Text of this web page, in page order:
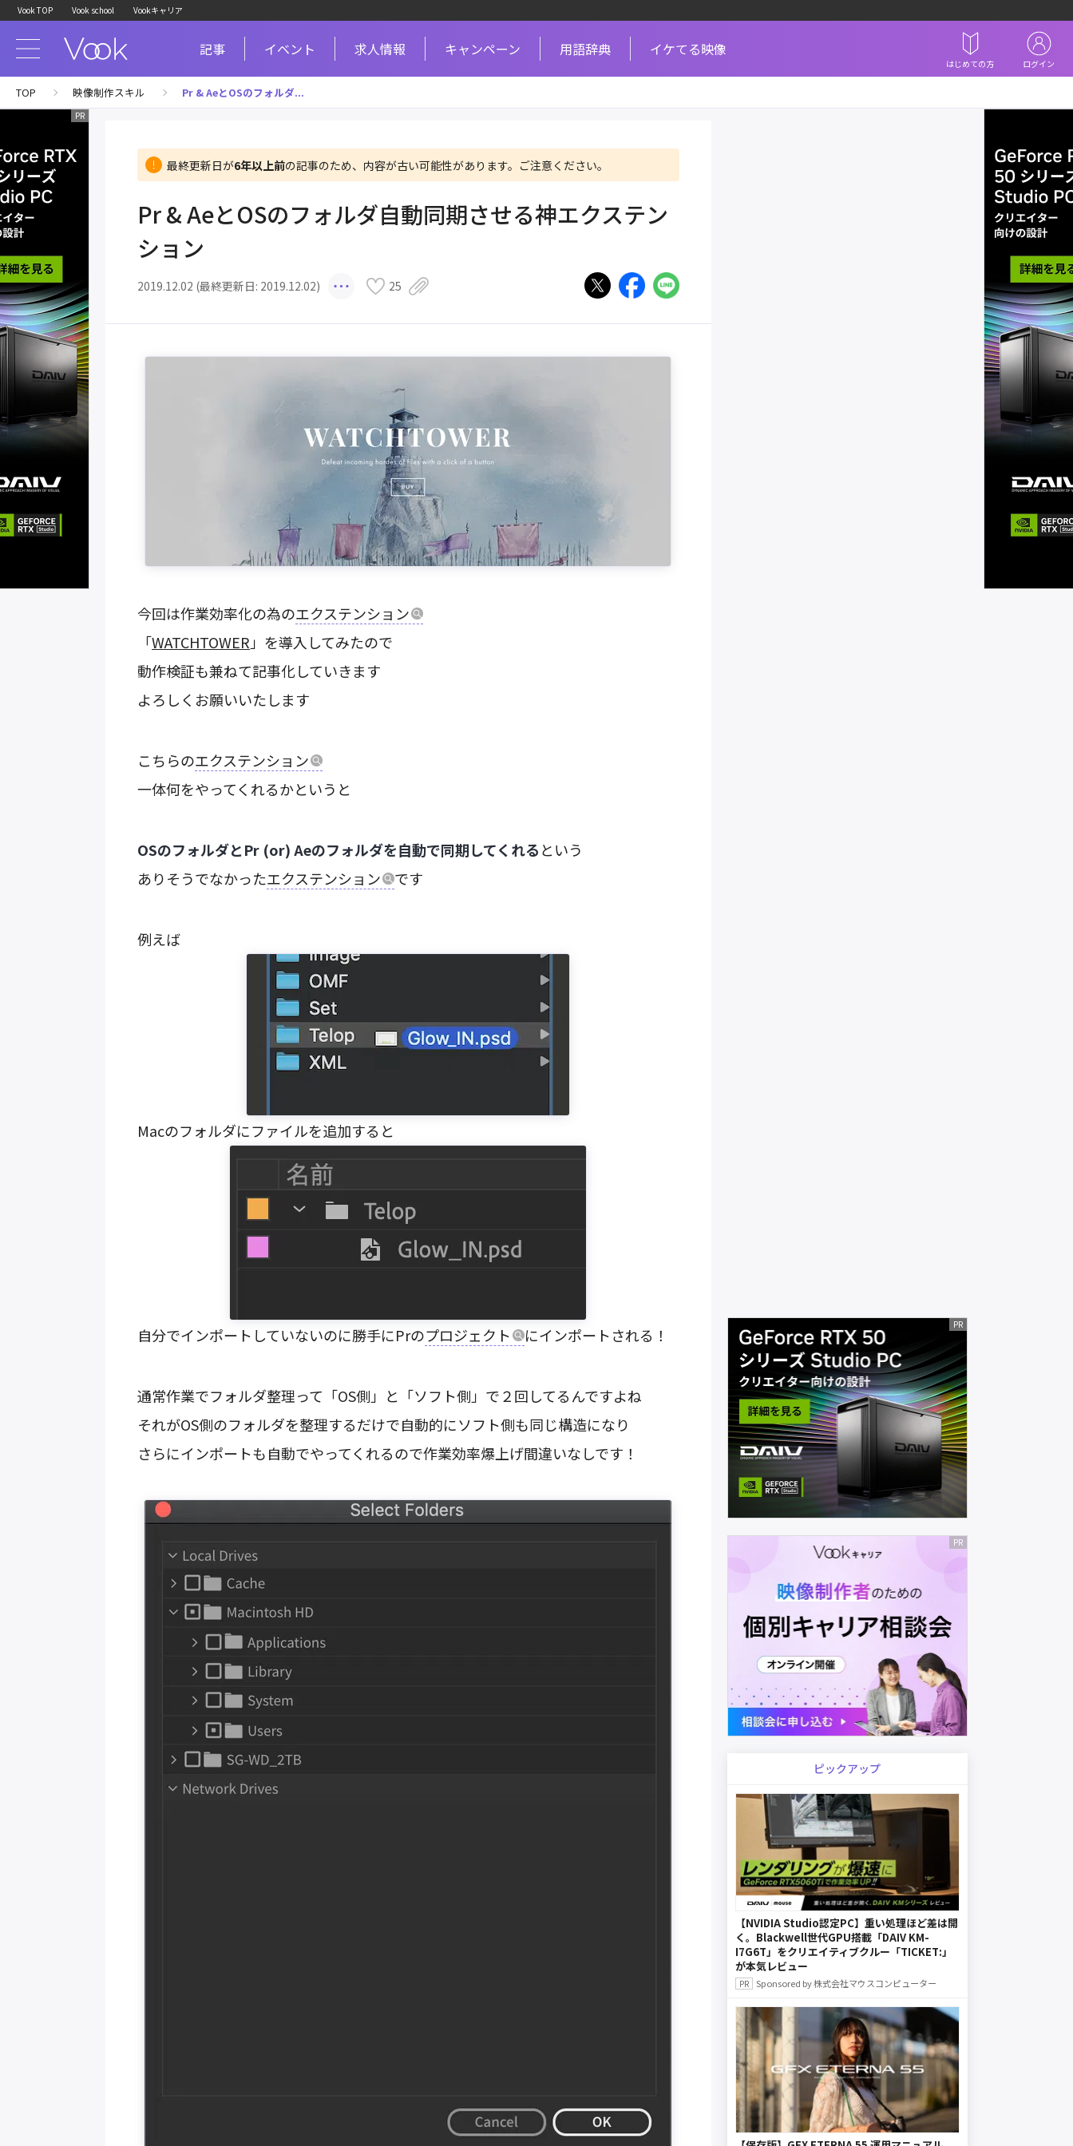
Vook TOP Vook school Vookキャリア
記事 イベント 求人情報 キャンペーン 用語辞典 イケてる映像
はじめての方 ログイン
TOP 映像制作スキル Pr & AeとOSのフォルダ...
最終更新日が6年以上前の記事のため、内容が古い可能性があります。ご注意ください。
Pr & AeとOSのフォルダ自動同期させる神エクステン
ション
2019.12.02 (最終更新日: 2019.12.02) 25
今回は作業効率化の為のエクステンション
「WATCHTOWER 」を導入してみたので
動作検証も兼ねて記事化していきます
よろしくお願いいたします
こちらのエクステンション
一体何をやってくれるかというと
OSのフォルダとPr (or) Aeのフォルダを自動で同期してくれるという
ありそうでなかったエクステンション です
例えば
Macのフォルダにファイルを追加すると
自分でインポートしていないのに勝手にPrのプロジェクト にインポートされる！
通常作業でフォルダ整理って「OS側」と「ソフト側」で２回してるんですよね
それがOS側のフォルダを整理するだけで自動的にソフト側も同じ構造になり
さらにインポートも自動でやってくれるので作業効率爆上げ間違いなしです！
ピックアップ
【NVIDIA Studio認定PC】重い処理ほど差は開
く。Blackwell世代GPU搭載「DAIV KM-
I7G6T」をクリエイティブクルー「TICKET:」
が本気レビュー
Sponsored by 株式会社マウスコンピューター